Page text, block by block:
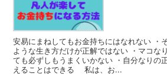
安易にまねしてもお金持ちにはなれない ・
ような生き方だけが正解ではない ・マコな
ても必ずしもうまくいかない ・自分なりの
えることはできる 私は、お...